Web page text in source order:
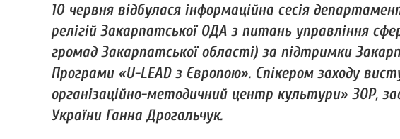
10 червня відбулася інформаційна сесія
релігій Закарпатської ОДА з питань управління
громад Закарпатської області) за підтримки
Програми «U-LEAD з Європою». Спікером заходу
організаційно-методичний центр культури» ЗОР,
України Ганна Дрогальчук.